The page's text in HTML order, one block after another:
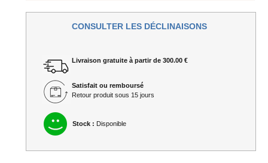
CONSULTER LES DÉCLINAISONS
Livraison gratuite à partir de 300.00 €
Satisfait ou remboursé
Retour produit sous 15 jours
Stock : Disponible